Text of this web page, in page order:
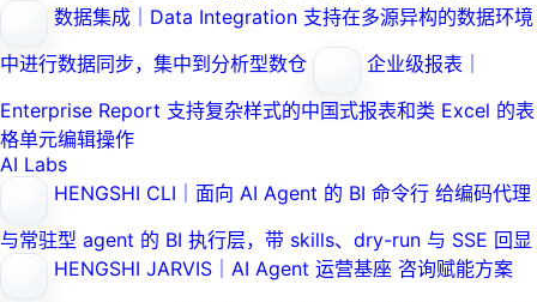
数据集成｜Data Integration 支持在多源异构的数据环境
中进行数据同步，集中到分析型数仓
企业级报表｜
Enterprise Report 支持复杂样式的中国式报表和类 Excel 的表
格单元编辑操作
AI Labs
HENGSHI CLI｜面向 AI Agent 的 BI 命令行 给编码代理
与常驻型 agent 的 BI 执行层，带 skills、dry-run 与 SSE 回显
HENGSHI JARVIS｜AI Agent 运营基座 咨询赋能方案